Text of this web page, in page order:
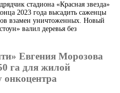
стадиона «Красная звезда»
2023 года высадить саженцы
взамен уничтоженных. Новый
валил деревья без
Евгения Морозова
га для жилой
онкоцентра